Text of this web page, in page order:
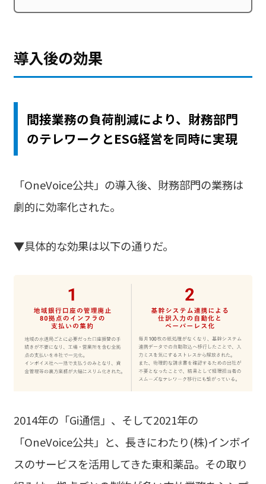
導入後の効果
間接業務の負荷削減により、財務部門
のテレワークとESG経営を同時に実現
「OneVoice公共」の導入後、財務部門の業務は
劇的に効率化された。
▼具体的な効果は以下の通りだ。
2014年の「Gi通信」、そして2021年の
「OneVoice公共」 と、長きにわたり(株)インボイ
スのサービスを活用してきた東和薬品。その取り